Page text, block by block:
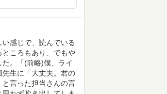
感じで、読んでいる
ころもあり、でもや
。「(前略)僕、ライ
生に「大丈夫。君の
言った担当さんの言